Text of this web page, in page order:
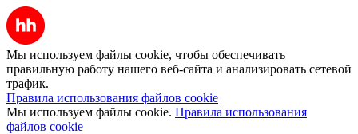
Мы используем файлы cookie, чтобы обеспечивать
правильную работу нашего веб-сайта и анализировать сетевой
трафик.
Правила использования файлов cookie
Мы используем файлы cookie. Правила использования
файлов cookie